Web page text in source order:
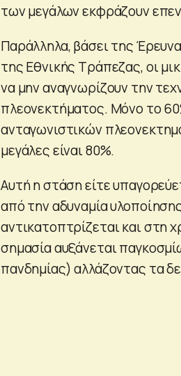
των μεγάλων εκφράζουν
Παράλληλα, βάσει της
της Εθνικής Τράπεζας, οι
να μην αναγνωρίζουν την
πλεονεκτήματος. Μόνο το
ανταγωνιστικών
μεγάλες είναι 80%.
Αυτή η στάση είτε
από την αδυναμία
αντικατοπτρίζεται και στη
σημασία αυξάνεται
πανδημίας) αλλάζοντας τα